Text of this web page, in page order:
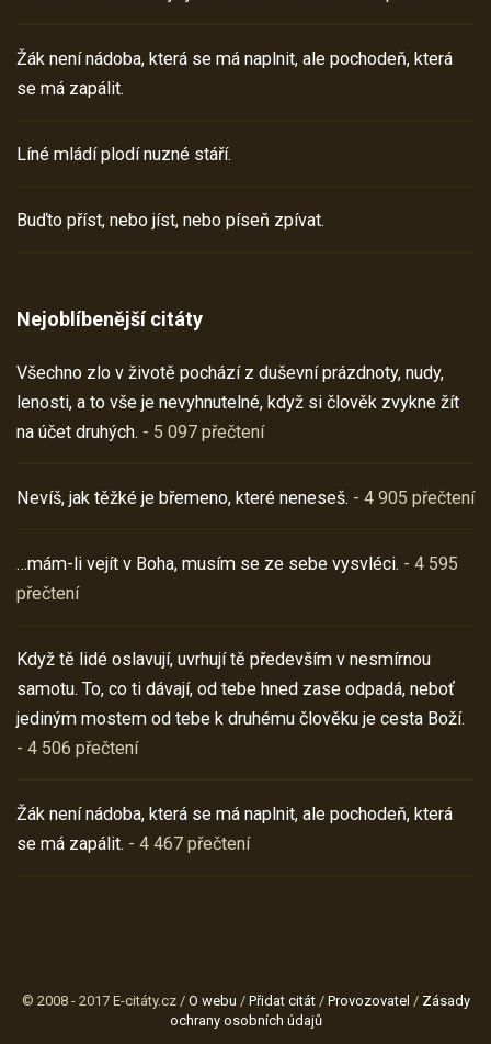
Žák není nádoba, která se má naplnit, ale pochodeň, která
se má zapálit.
Líné mládí plodí nuzné stáří.
Buďto příst, nebo jíst, nebo píseň zpívat.
Nejoblíbenější citáty
Všechno zlo v životě pochází z duševní prázdnoty, nudy,
lenosti, a to vše je nevyhnutelné, když si člověk zvykne žít
na účet druhých. - 5 097 přečtení
Nevíš, jak těžké je břemeno, které neneseš. - 4 905 přečtení
…mám-li vejít v Boha, musím se ze sebe vysvléci. - 4 595
přečtení
Když tě lidé oslavují, uvrhují tě především v nesmírnou
samotu. To, co ti dávají, od tebe hned zase odpadá, neboť
jediným mostem od tebe k druhému člověku je cesta Boží.
- 4 506 přečtení
Žák není nádoba, která se má naplnit, ale pochodeň, která
se má zapálit. - 4 467 přečtení
© 2008 - 2017 E-citáty.cz / O webu / Přidat citát/ Provozovatel / Zásady
ochrany osobních údajů